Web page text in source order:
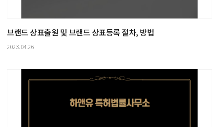
브랜드 상표출원 및 브랜드 상표등록 절차, 방법
2023.04.26